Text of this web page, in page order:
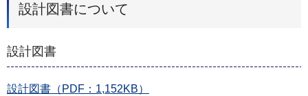
設計図書について
設計図書
設計図書（PDF：1,152KB）